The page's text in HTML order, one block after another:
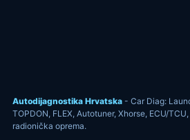
Autodijagnostika Hrvatska - Car Diag:
TOPDON, FLEX, Autotuner, Xhorse, ECU/
radionička oprema.